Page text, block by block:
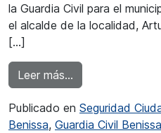
la Guardia Civil para el
el alcalde de la localidad,
[…]
Leer más…
Publicado en Seguridad
Benissa, Guardia Civil Benissa